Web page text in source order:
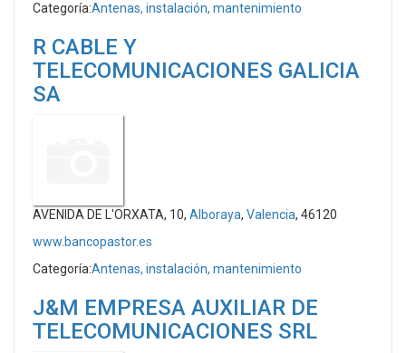
Categoría:Antenas, instalación, mantenimiento
R CABLE Y
TELECOMUNICACIONES GALICIA
SA
AVENIDA DE L'ORXATA, 10, Alboraya, Valencia, 46120
www.bancopastor.es
Categoría:Antenas, instalación, mantenimiento
J&M EMPRESA AUXILIAR DE
TELECOMUNICACIONES SRL